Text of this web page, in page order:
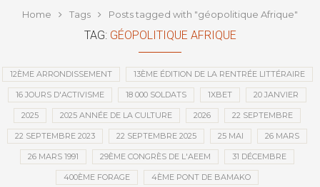
Home Tags Posts tagged with "géopolitique Afrique"
TAG: GÉOPOLITIQUE AFRIQUE
12ÈME ARRONDISSEMENT 13ÈME ÉDITION DE LA RENTRÉE LITTÉRAIRE
16 JOURS D'ACTIVISME 18 000 SOLDATS 1XBET 20 JANVIER
2025 2025 ANNÉE DE LA CULTURE 2026 22 SEPTEMBRE
22 SEPTEMBRE 2023 22 SEPTEMBRE 2025 25 MAI 26 MARS
26 MARS 1991 29ÈME CONGRÈS DE L'AEEM 31 DÉCEMBRE
400ÈME FORAGE 4ÈME PONT DE BAMAKO